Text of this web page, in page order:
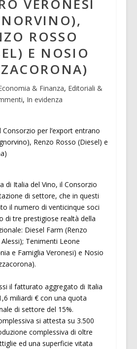
VERONESI
ROSSO
E NOSIO
& Finanza, Editoriali &
, In evidenza
di Italia del Vino, il Consorzio
di settore, che in questi
il numero di venticinque soci
di tre prestigiose realtà della
Diesel Farm (Renzo
Tenimenti Leone
e Famiglia Veronesi) e Nosio
il fatturato aggregato di Italia
miliardi € con una quota
di settore del 15%.
si attesta su 3.500
complessiva di oltre
ed una superficie vitata